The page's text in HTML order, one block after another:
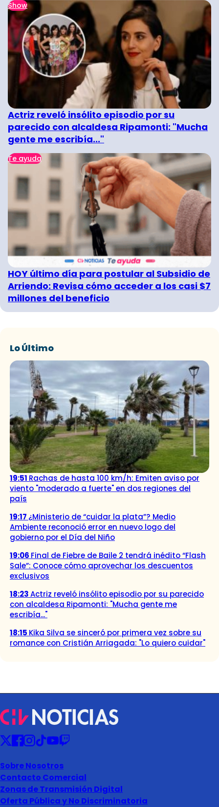
Show
Actriz reveló insólito episodio por su
parecido con alcaldesa Ripamonti: "Mucha
gente me escribía..."
Te ayuda
HOY último día para postular al Subsidio de
Arriendo: Revisa cómo acceder a los casi $7
millones del beneficio
Lo Último
19:51 Rachas de hasta 100 km/h: Emiten aviso por
viento "moderado a fuerte" en dos regiones del
país
19:17 ¿Ministerio de “cuidar la plata”? Medio
Ambiente reconoció error en nuevo logo del
gobierno por el Día del Niño
19:06 Final de Fiebre de Baile 2 tendrá inédito “Flash
Sale”: Conoce cómo aprovechar los descuentos
exclusivos
18:23Actriz reveló insólito episodio por su parecido
con alcaldesa Ripamonti: "Mucha gente me
escribía..."
18:15 Kika Silva se sinceró por primera vez sobre su
romance con Cristián Arriagada: "Lo quiero cuidar"
Sobre Nosotros
Contacto Comercial
Zonas de Transmisión Digital
Oferta Pública y No Discriminatoria